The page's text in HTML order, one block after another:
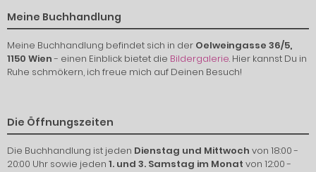
Meine Buchhandlung
Meine Buchhandlung befindet sich in der Oelweingasse 36/5,
1150 Wien- einen Einblick bietet die Bildergalerie. Hier kannst Du in
Ruhe schmökern, ich freue mich auf Deinen Besuch!
Die Öffnungszeiten
Die Buchhandlung ist jeden Dienstag und Mittwoch von 18:00 -
20:00 Uhr sowie jeden 1. und 3. Samstag im Monat von 12:00 -